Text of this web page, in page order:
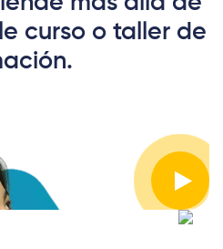
curso o taller de